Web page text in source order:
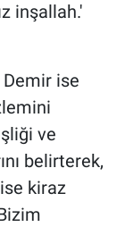
inşallah.'
ise
ve
belirterek,
kiraz